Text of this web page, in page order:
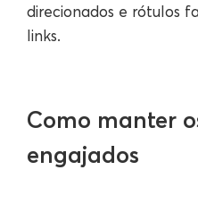
direcionados e rótulos
links.
Como manter
engajados